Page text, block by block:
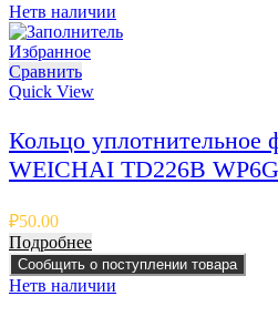
Нетв наличии
Избранное
Сравнить
Quick View
Кольцо уплотнительное
WEICHAI TD226B
₽50.00
Подробнее
Сообщить о поступлении товара
Нетв наличии